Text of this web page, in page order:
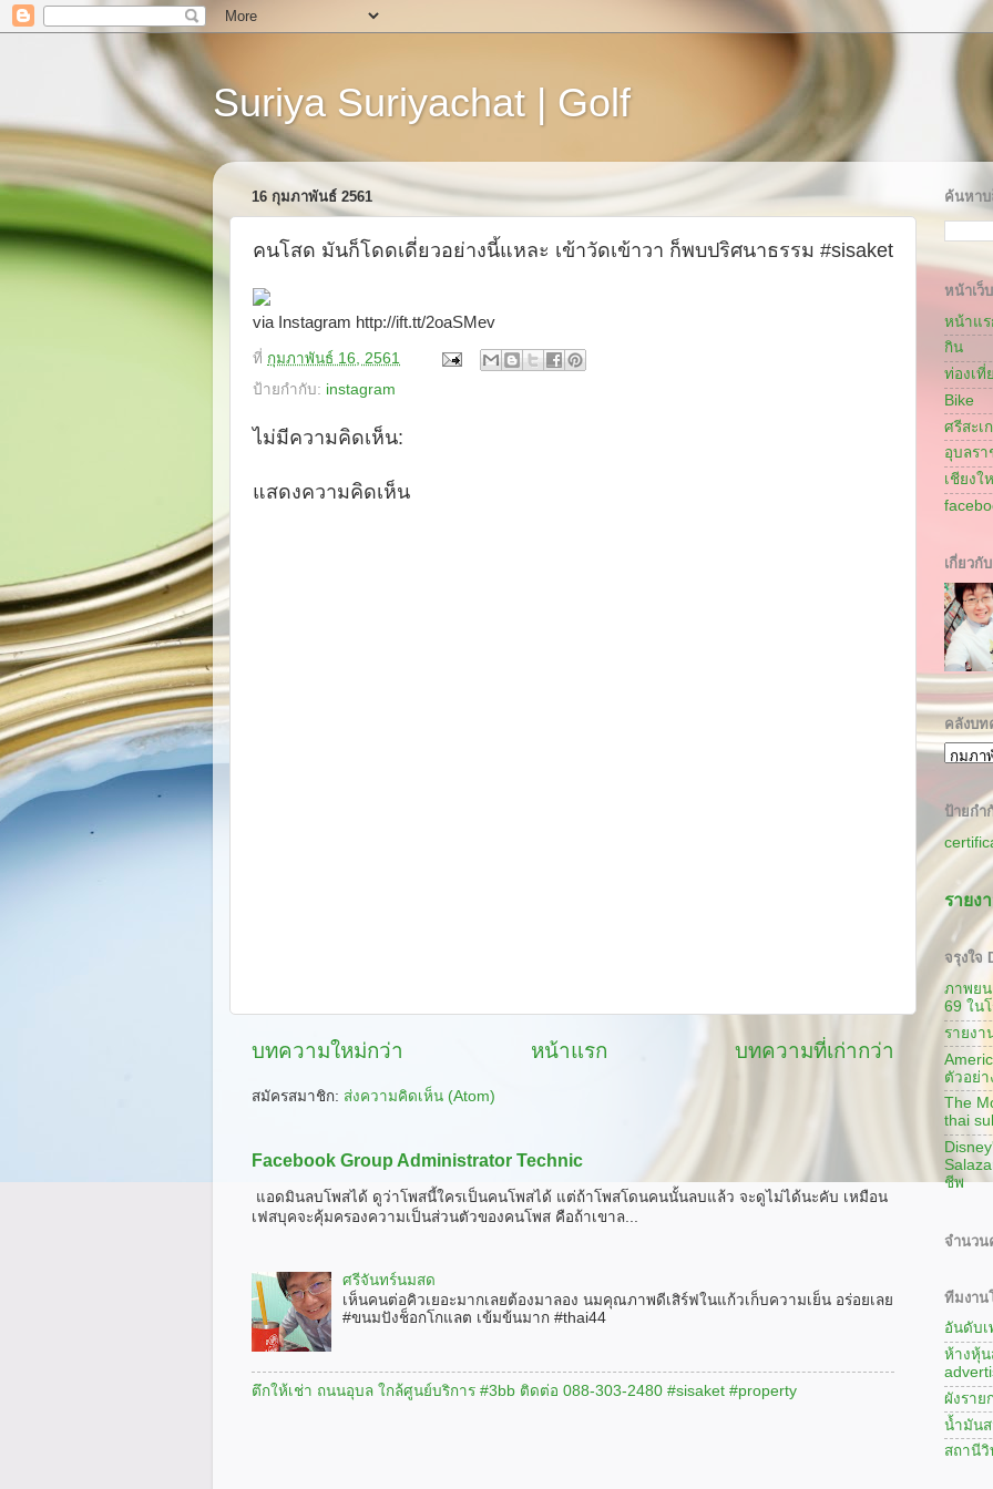
Suriya Suriyachat | Golf
16 กุมภาพันธ์ 2561
คนโสด มันก็โดดเดี่ยวอย่างนี้แหละ เข้าวัดเข้าวา ก็พบปริศนาธรรม #sisaket
via Instagram http://ift.tt/2oaSMev
ที่ กุมภาพันธ์ 16, 2561
ป้ายกำกับ: instagram
ไม่มีความคิดเห็น:
แสดงความคิดเห็น
บทความใหม่กว่า บทความที่เก่ากว่า
หน้าแรก
สมัครสมาชิก: ส่งความคิดเห็น (Atom)
Facebook Group Administrator Technic
แอดมินลบโพสได้ ดูว่าโพสนี้ใครเป็นคนโพสได้ แต่ถ้าโพสโดนคนนั้นลบแล้ว จะดูไม่ได้นะคับ เหมือน
เฟสบุคจะคุ้มครองความเป็นส่วนตัวของคนโพส คือถ้าเขาล...
ศรีจันทร์นมสด
เห็นคนต่อคิวเยอะมากเลยต้องมาลอง นมคุณภาพดีเสิร์ฟในแก้วเก็บความเย็น อร่อยเลย
#ขนมปังช็อกโกแลต เข้มข้นมาก #thai44
ตึกให้เช่า ถนนอุบล ใกล้ศูนย์บริการ #3bb ติดต่อ 088-303-2480 #sisaket #property
ค้นหา
หน้าเว็บ
หน้าแร
กิน
ท่องเที่
Bike
ศรีสะเ
อุบลร
เชียงใ
เกี่ยวกั
คลังบท
ป้ายกำ
รายง
จรุงใจ
ภาพย
69 ใน
รายงา
ตัวอย่
The
thai
ชีพ
จำนวน
ทีมงาน
อันดับ
ห้างหุ้
ผังราย
น้ำมันส
สถานี